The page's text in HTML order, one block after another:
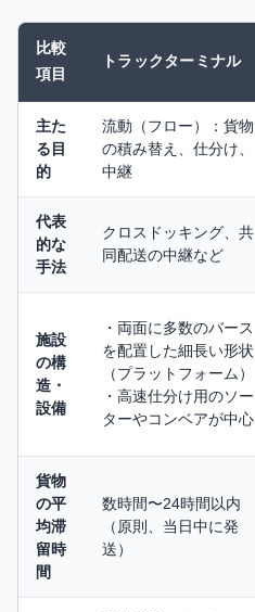
比較
項目
トラックターミナル
主た
る目
的
流動（フロー）：貨物
の積み替え、仕分け、
中継
代表
的な
手法
クロスドッキング、共
同配送の中継など
施設
の構
造・
設備
・両面に多数のバース
を配置した細長い形状
（プラットフォーム）
・高速仕分け用のソー
ターやコンベアが中心
貨物
の平
均滞
留時
間
数時間〜24時間以内
（原則、当日中に発
送）